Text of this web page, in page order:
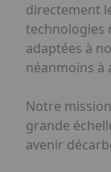
directement
technologies
adaptées à
néanmoins à
Notre
grande
avenir